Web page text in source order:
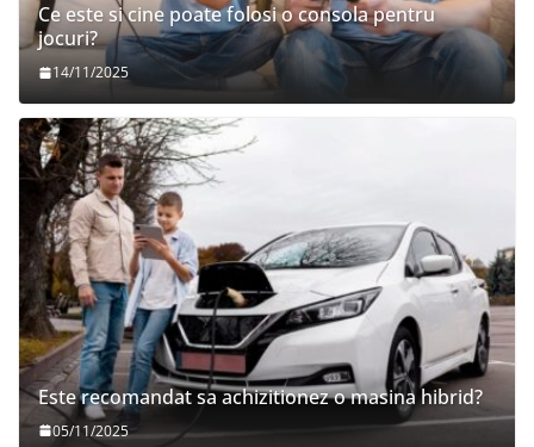
Ce este si cine poate folosi o consola pentru
jocuri?
14/11/2025
Este recomandat sa achizitionez o masina hibrid?
05/11/2025